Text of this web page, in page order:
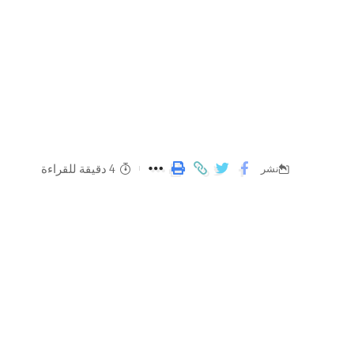
نشر 4 دقيقة للقراءة